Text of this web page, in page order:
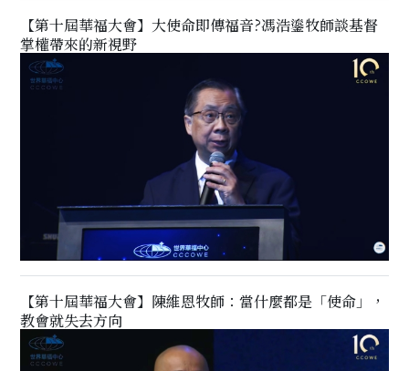
【第十屆華福大會】大使命即傳福音?馮浩鎏牧師談基督
掌權帶來的新視野
【第十屆華福大會】陳維恩牧師：當什麼都是「使命」，
教會就失去方向